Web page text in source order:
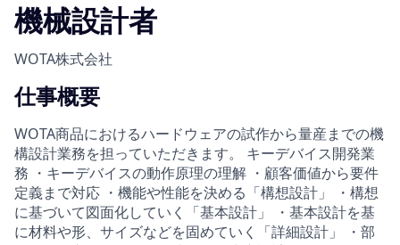
機械設計者
WOTA株式会社
仕事概要
WOTA商品におけるハードウェアの試作から量産までの機
構設計業務を担っていただきます。 キーデバイス開発業
務 ・キーデバイスの動作原理の理解 ・顧客価値から要件
定義まで対応 ・機能や性能を決める「構想設計」 ・構想
に基づいて図面化していく「基本設計」 ・基本設計を基
に材料や形、サイズなどを固めていく「詳細設計」 ・部